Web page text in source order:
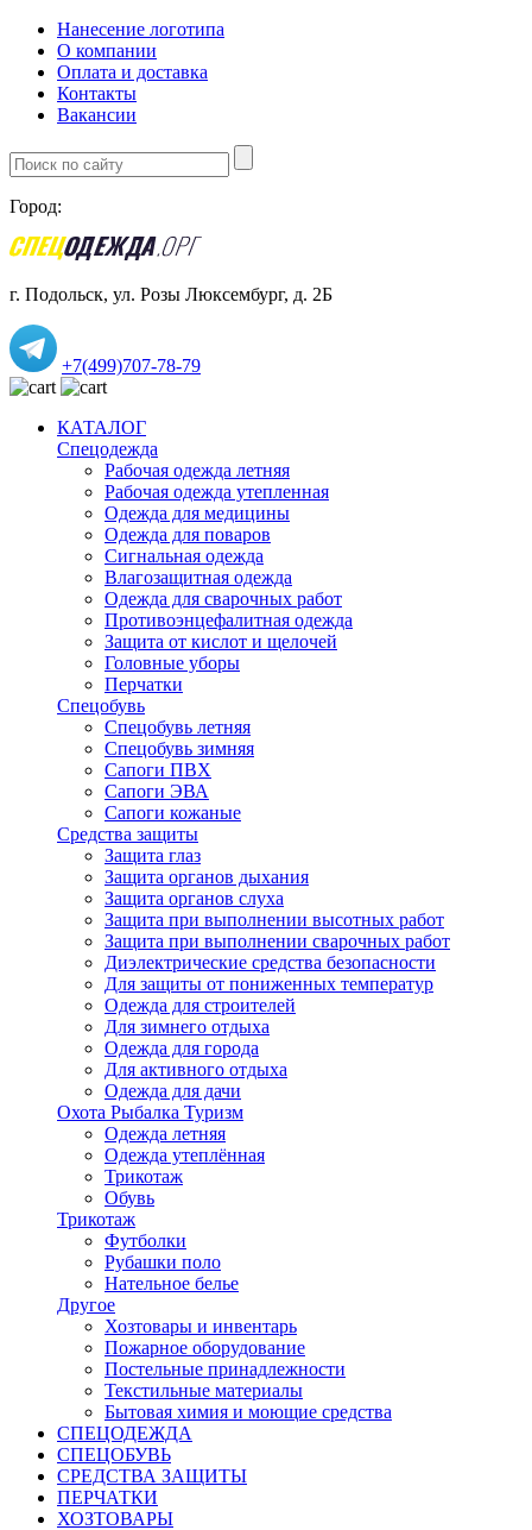
Нанесение логотипа
О компании
Оплата и доставка
Контакты
Вакансии
Город:
г. Подольск, ул. Розы Люксембург, д. 2Б
+7(499)707-78-79
КАТАЛОГ
Спецодежда
Рабочая одежда летняя
Рабочая одежда утепленная
Одежда для медицины
Одежда для поваров
Сигнальная одежда
Влагозащитная одежда
Одежда для сварочных работ
Противоэнцефалитная одежда
Защита от кислот и щелочей
Головные уборы
Перчатки
Спецобувь
Спецобувь летняя
Спецобувь зимняя
Сапоги ПВХ
Сапоги ЭВА
Сапоги кожаные
Средства защиты
Защита глаз
Защита органов дыхания
Защита органов слуха
Защита при выполнении высотных работ
Защита при выполнении сварочных работ
Диэлектрические средства безопасности
Для защиты от пониженных температур
Одежда для строителей
Для зимнего отдыха
Одежда для города
Для активного отдыха
Одежда для дачи
Охота Рыбалка Туризм
Одежда летняя
Одежда утеплённая
Трикотаж
Обувь
Трикотаж
Футболки
Рубашки поло
Нательное белье
Другое
Хозтовары и инвентарь
Пожарное оборудование
Постельные принадлежности
Текстильные материалы
Бытовая химия и моющие средства
СПЕЦОДЕЖДА
СПЕЦОБУВЬ
СРЕДСТВА ЗАЩИТЫ
ПЕРЧАТКИ
ХОЗТОВАРЫ